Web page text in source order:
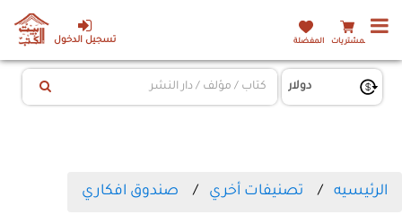
تسجيل الدخول المشتريات المفضلة
الرئيسيه تصنيفات أخري صندوق افكاري